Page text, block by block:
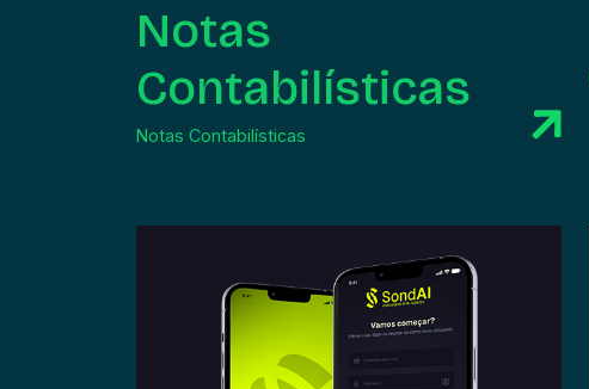
Notas
Contabilísticas
Notas Contabilísticas